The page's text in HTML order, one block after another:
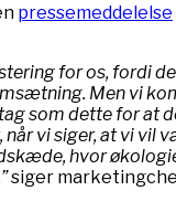
pressemeddelelse
for os, fordi
Men vi
som dette for at
vi siger, at vi vil
hvor
siger